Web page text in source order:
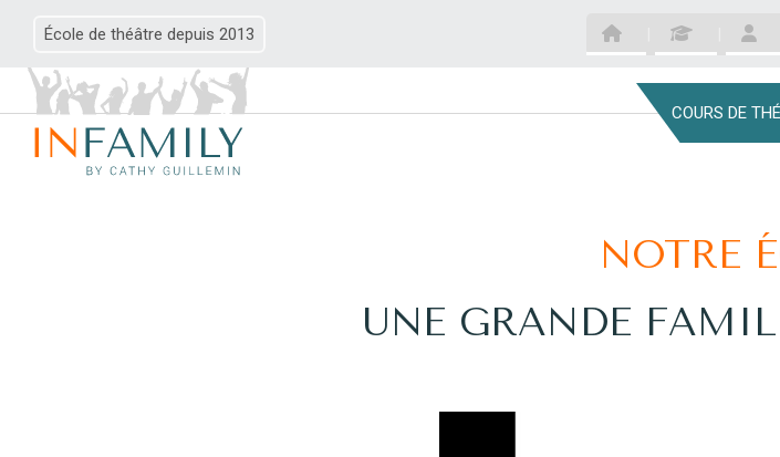
École de théâtre depuis 2013
COURS DE
NOTRE
UNE GRANDE